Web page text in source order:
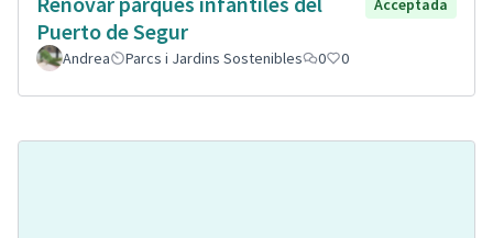
Puerto de Segur
Andrea Parcs i Jardins Sostenibles 0 0